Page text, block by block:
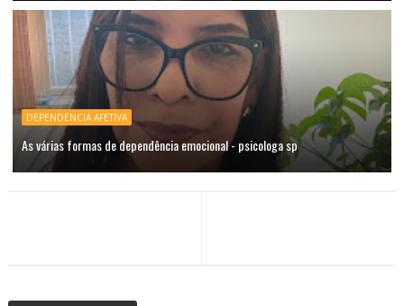
DEPENDENCIA AFETIVA
As várias formas de dependência emocional - psicologa sp